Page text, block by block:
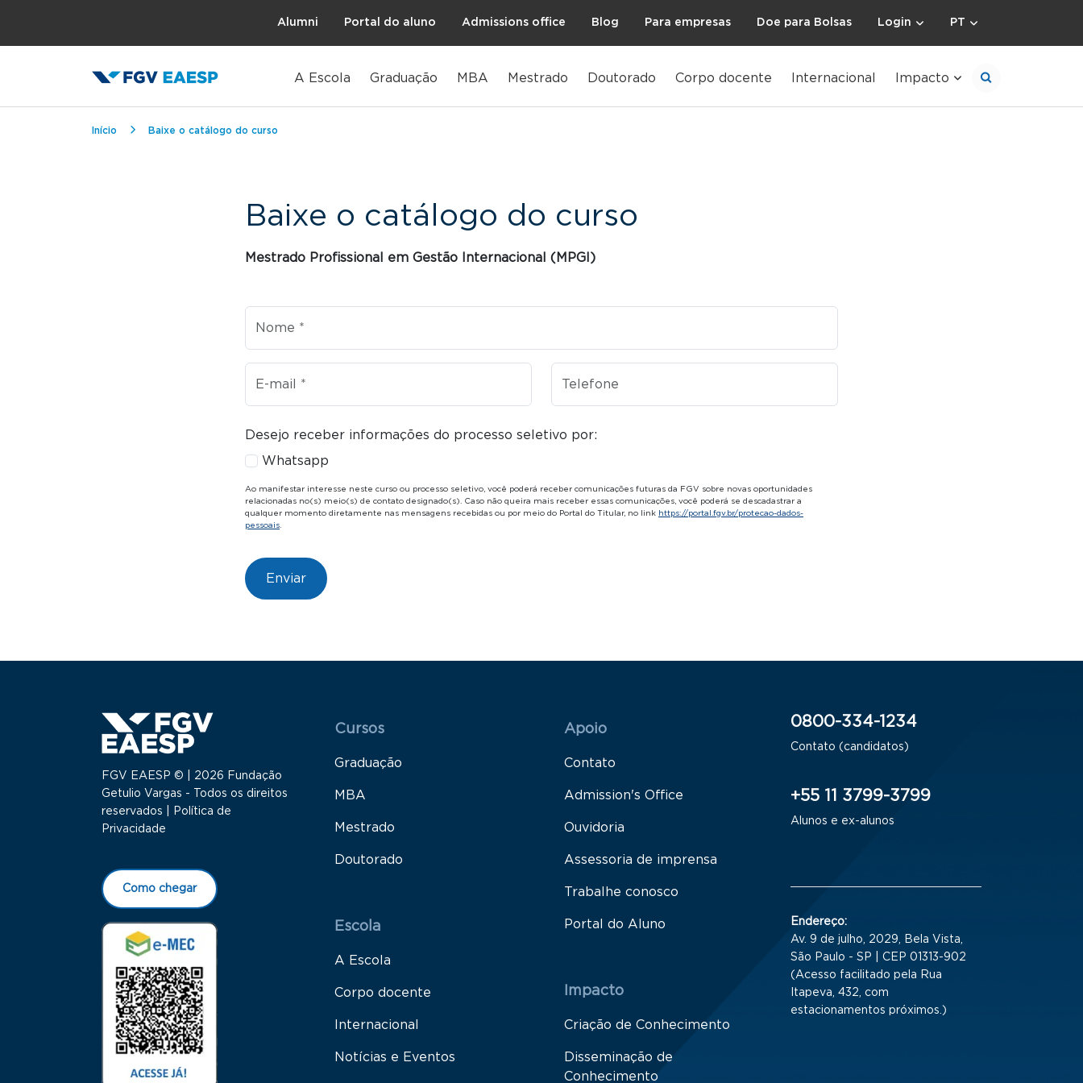
Alumni Portal do aluno Admissions office Blog Para empresas Doe para Bolsas Login PT
A Escola Graduação MBA Mestrado Doutorado Corpo docente Internacional Impacto
Trilha de navegação
Início Baixe o catálogo do curso
Baixe o catálogo do curso
Curso
Mestrado Profissional em Gestão Internacional (MPGI)
Desejo receber informações do processo seletivo por:
Whatsapp
Ao manifestar interesse neste curso ou processo seletivo, você poderá receber comunicações futuras da FGV sobre novas oportunidades
relacionadas no(s) meio(s) de contato designado(s). Caso não queira mais receber essas comunicações, você poderá se descadastrar a
qualquer momento diretamente nas mensagens recebidas ou por meio do Portal do Titular, no link https://portal.fgv.br/protecao-dados-
pessoais.
FGV EAESP © | 2026 Fundação
Getulio Vargas - Todos os direitos
reservados |
Política de
Privacidade
Como chegar
Menu Rodapé 1
Cursos
Graduação
MBA
Mestrado
Doutorado
Escola
A Escola
Corpo docente
Internacional
Notícias e Eventos
Rodapé 2
Apoio
Contato
Admission's Office
Ouvidoria
Assessoria de imprensa
Trabalhe conosco
Portal do Aluno
Impacto
Criação de Conhecimento
Disseminação de
Conhecimento
0800-334-1234
Contato (candidatos)
+55 11 3799-3799
Alunos e ex-alunos
Endereço:
Av. 9 de julho, 2029, Bela Vista,
São Paulo - SP | CEP 01313-902
(Acesso facilitado pela Rua
Itapeva, 432, com
estacionamentos próximos.)